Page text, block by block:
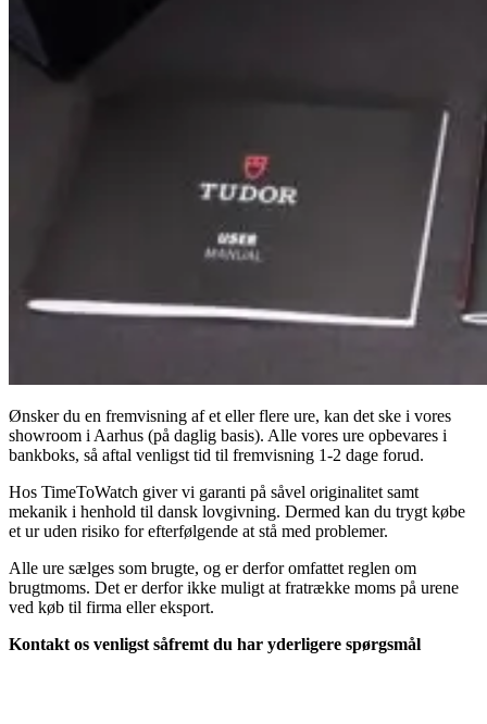
Ønsker du en fremvisning af et eller flere ure, kan det ske i vores
showroom i Aarhus (på daglig basis). Alle vores ure opbevares i
bankboks, så aftal venligst tid til fremvisning 1-2 dage forud.
Hos TimeToWatch giver vi garanti på såvel originalitet samt
mekanik i henhold til dansk lovgivning. Dermed kan du trygt købe
et ur uden risiko for efterfølgende at stå med problemer.
Alle ure sælges som brugte, og er derfor omfattet reglen om
brugtmoms. Det er derfor ikke muligt at fratrække moms på urene
ved køb til firma eller eksport.
Kontakt os venligst såfremt du har yderligere spørgsmål